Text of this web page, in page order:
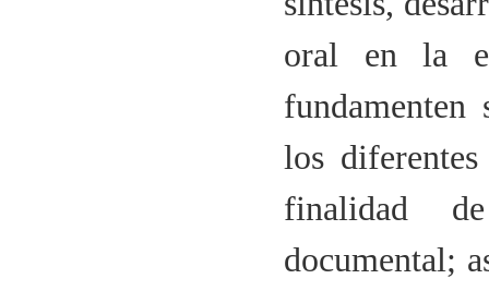
oral en la
fundamenten
los
finalidad
documental;